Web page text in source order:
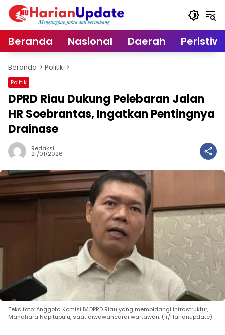
Langsung
Beranda Nasional Daerah
Beranda Politik
Politik
DPRD Riau Dukung Pelebaran Jalan
HR Soebrantas, Ingatkan Pentingnya
Drainase
Redaksi
21/01/2026
Teks foto: Anggota Komisi IV DPRD Riau yang membidangi infrastruktur,
Manahara Napitupulu, saat diwawancarai wartawan. (Ir/Harianupdate)